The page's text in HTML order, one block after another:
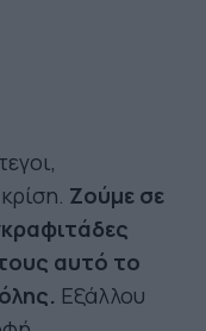
Ζούμε σε
αυτό το
Εξάλλου